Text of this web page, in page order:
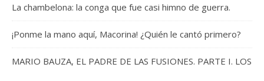
La chambelona: la conga que fue casi himno de guerra.
¡Ponme la mano aquí, Macorina! ¿Quién le cantó primero?
MARIO BAUZA, EL PADRE DE LAS FUSIONES. PARTE I. LOS